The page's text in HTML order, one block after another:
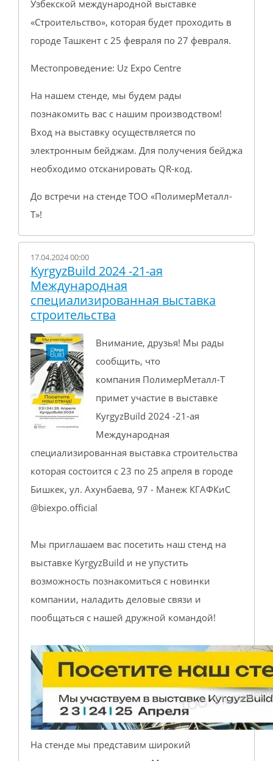
Узбекской международной выставке
«Строительство», которая будет проходить в
городе Ташкент с 25 февраля по 27 февраля.
Местопроведение: Uz Expo Centre
На нашем стенде, мы будем рады
познакомить вас с нашим производством!
Вход на выставку осуществляется по
электронным бейджам. Для получения бейджа
необходимо отсканировать QR-код.
До встречи на стенде ТОО «ПолимерМеталл-
Т»!
17.04.2024 00:00
KyrgyzBuild 2024 -21-ая
Международная
специализированная выставка
строительства
Внимание, друзья! Мы рады
сообщить, что
компания ПолимерМеталл-Т
примет участие в выставке
KyrgyzBuild 2024 -21-ая
Международная
специализированная выставка строительства
которая состоится с 23 по 25 апреля в городе
Бишкек, ул. Ахунбаева, 97 - Манеж КГАФКиС
@biexpo.official
Мы приглашаем вас посетить наш стенд на
выставке KyrgyzBuild и не упустить
возможность познакомиться с новинки
компании, наладить деловые связи и
пообщаться с нашей дружной командой!
На стенде мы представим широкий